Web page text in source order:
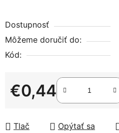
Dostupnosť
Môžeme doručiť do:
Kód:
€0,44
Jednotková cena:
Tlač Opýtať sa